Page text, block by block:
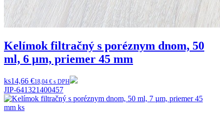
Kelímok filtračný s poréznym dnom, 50
ml, 6 µm, priemer 45 mm
ks14,66 €18,04 € s DPH
JIP-641321400457